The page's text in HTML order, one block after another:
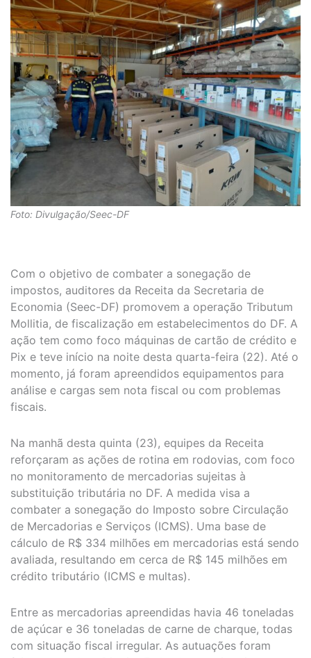
Foto: Divulgação/Seec-DF
Com o objetivo de combater a sonegação de
impostos, auditores da Receita da Secretaria de
Economia (Seec-DF) promovem a operação Tributum
Mollitia, de fiscalização em estabelecimentos do DF. A
ação tem como foco máquinas de cartão de crédito e
Pix e teve início na noite desta quarta-feira (22). Até o
momento, já foram apreendidos equipamentos para
análise e cargas sem nota fiscal ou com problemas
fiscais.
Na manhã desta quinta (23), equipes da Receita
reforçaram as ações de rotina em rodovias, com foco
no monitoramento de mercadorias sujeitas à
substituição tributária no DF. A medida visa a
combater a sonegação do Imposto sobre Circulação
de Mercadorias e Serviços (ICMS). Uma base de
cálculo de R$ 334 milhões em mercadorias está sendo
avaliada, resultando em cerca de R$ 145 milhões em
crédito tributário (ICMS e multas).
Entre as mercadorias apreendidas havia 46 toneladas
de açúcar e 36 toneladas de carne de charque, todas
com situação fiscal irregular. As autuações foram